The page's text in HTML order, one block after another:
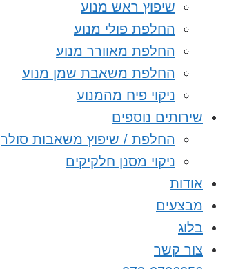
שיפוץ ראש מנוע
החלפת פולי מנוע
החלפת מאוורר מנוע
החלפת משאבת שמן מנוע
ניקוי פיח מהמנוע
שירותים נוספים
החלפת / שיפוץ משאבות סולר
ניקוי מסנן חלקיקים
אודות
מבצעים
בלוג
צור קשר